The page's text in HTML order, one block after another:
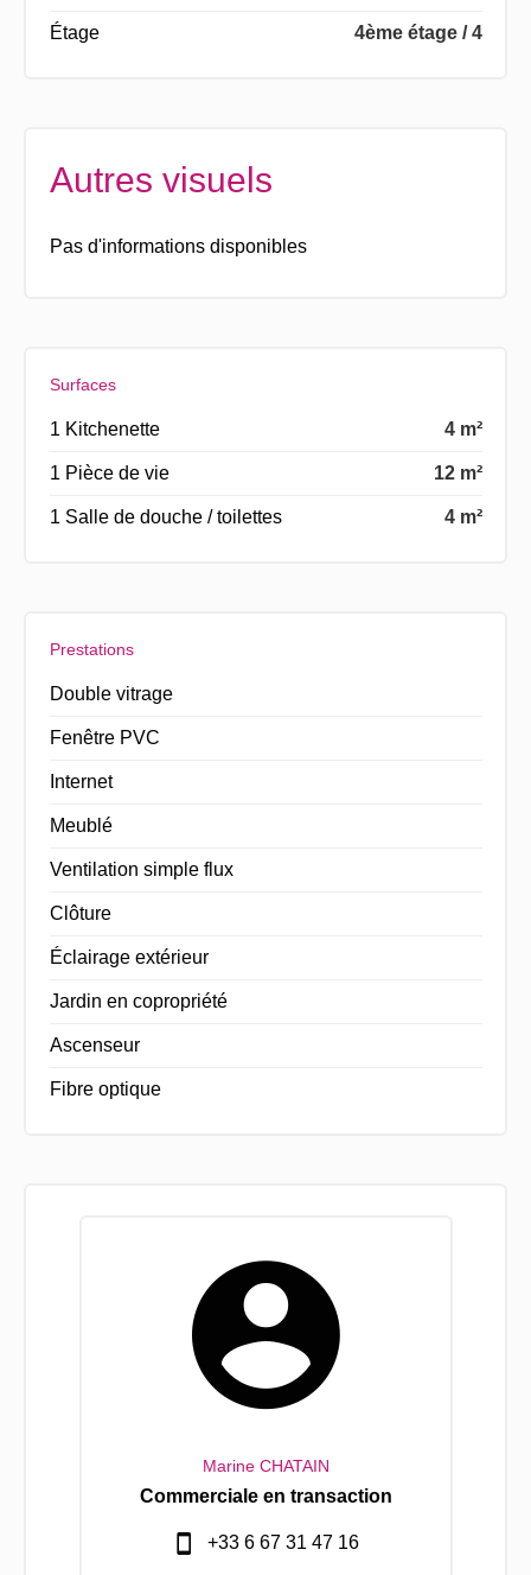
Étage 4ème étage / 4
Autres visuels
Pas d'informations disponibles
Surfaces
1 Kitchenette 4 m²
1 Pièce de vie 12 m²
1 Salle de douche / toilettes 4 m²
Prestations
Double vitrage
Fenêtre PVC
Internet
Meublé
Ventilation simple flux
Clôture
Éclairage extérieur
Jardin en copropriété
Ascenseur
Fibre optique
Marine CHATAIN
Commerciale en transaction
+33 6 67 31 47 16